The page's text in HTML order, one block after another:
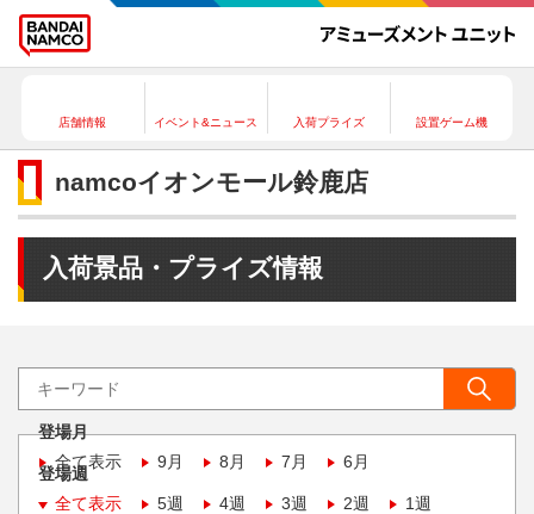
店舗情報 イベント&ニュース 入荷プライズ 設置ゲーム機
namcoイオンモール鈴鹿店
入荷景品・プライズ情報
登場月
全て表示
9月 8月 7月 6月
登場週
全て表示
5週 4週 3週 2週 1週